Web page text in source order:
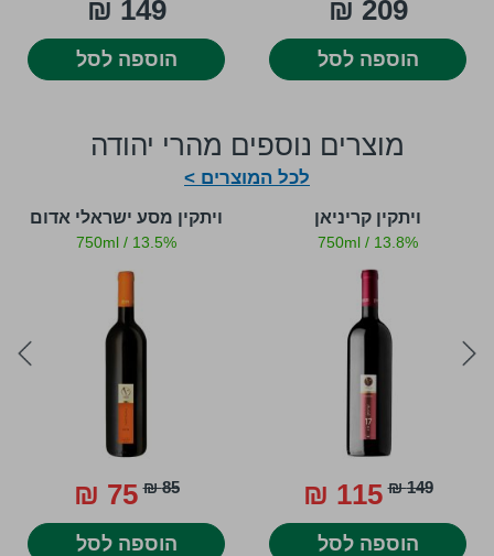
209 ₪
הוספה לסל
149 ₪
הוספה לסל
מוצרים נוספים מהרי יהודה
לכל המוצרים >
ויתקין קריניאן
750ml / 13.8%
149 ₪
115 ₪
הוספה לסל
ויתקין מסע ישראלי אדום
750ml / 13.5%
85 ₪
75 ₪
הוספה לסל